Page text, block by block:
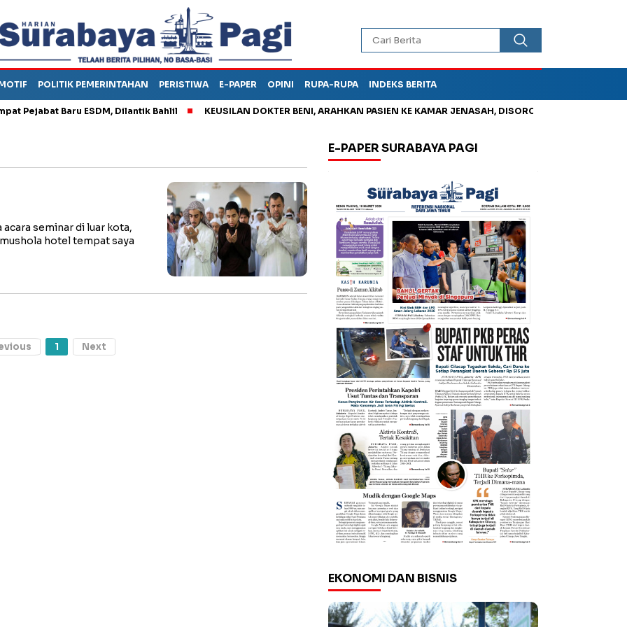
POLITIK PEMERINTAHAN PERISTIWA E-PAPER OPINI RUPA-RUPA INDEKS BERITA
Baru ESDM, Dilantik Bahlil KEUSILAN DOKTER BENI, ARAHKAN PASIEN KE KAMAR JENASAH, DISOROT
acara seminar di luar kota,
hotel tempat saya
1 Next
E-PAPER SURABAYA PAGI
EKONOMI DAN BISNIS